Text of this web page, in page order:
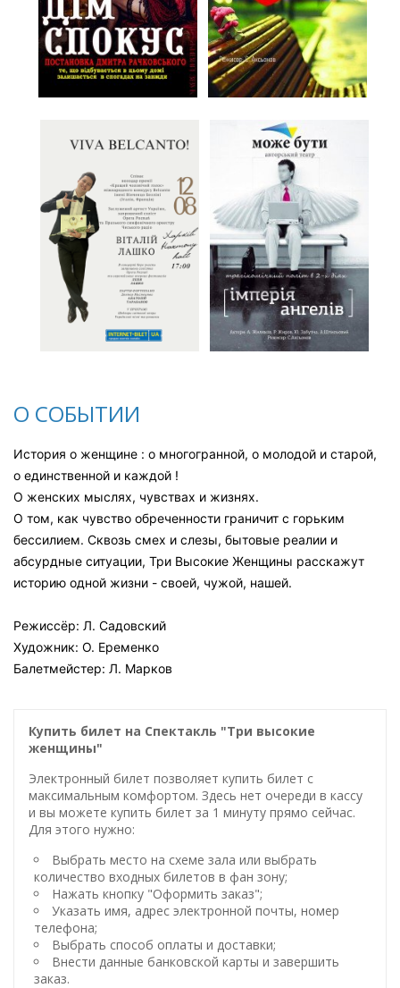
О СОБЫТИИ
История о женщине : о многогранной, о молодой и старой,
о единственной и каждой !
О женских мыслях, чувствах и жизнях.
О том, как чувство обреченности граничит с горьким
бессилием. Сквозь смех и слезы, бытовые реалии и
абсурдные ситуации, Три Высокие Женщины расскажут
историю одной жизни - своей, чужой, нашей.
Режиссёр: Л. Садовский
Художник: О. Еременко
Балетмейстер: Л. Марков
Купить билет на Спектакль "Три высокие
женщины"
Электронный билет позволяет купить билет с
максимальным комфортом. Здесь нет очереди в кассу
и вы можете купить билет за 1 минуту прямо сейчас.
Для этого нужно:
Выбрать место на схеме зала или выбрать
количество входных билетов в фан зону;
Нажать кнопку "Оформить заказ";
Указать имя, адрес электронной почты, номер
телефона;
Выбрать способ оплаты и доставки;
Внести данные банковской карты и завершить
заказ.